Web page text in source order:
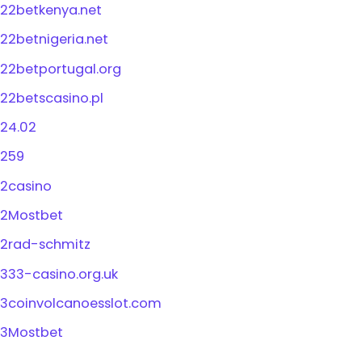
22betkenya.net
22betnigeria.net
22betportugal.org
22betscasino.pl
24.02
259
2casino
2Mostbet
2rad-schmitz
333-casino.org.uk
3coinvolcanoesslot.com
3Mostbet